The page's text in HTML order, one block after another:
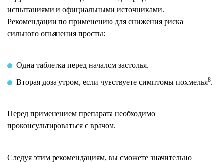
испытаниями и официальными источниками.
Рекомендации по применению для снижения риска
сильного опьянения просты:
Одна таблетка перед началом застолья.
Вторая доза утром, если чувствуете симптомы похмелья8.
Перед применением препарата необходимо
проконсультироваться с врачом.
Следуя этим рекомендациям, вы сможете значительно